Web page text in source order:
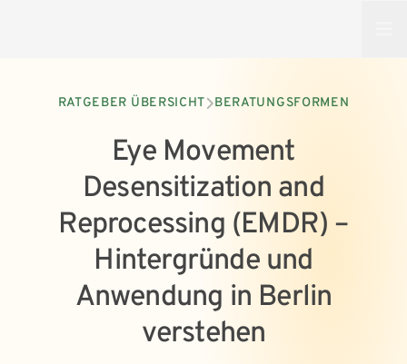
RATGEBER ÜBERSICHT BERATUNGSFORMEN
Eye Movement
Desensitization and
Reprocessing (EMDR) –
Hintergründe und
Anwendung in Berlin
verstehen